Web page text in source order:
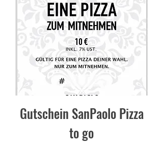
Gutschein SanPaolo Pizza
to go